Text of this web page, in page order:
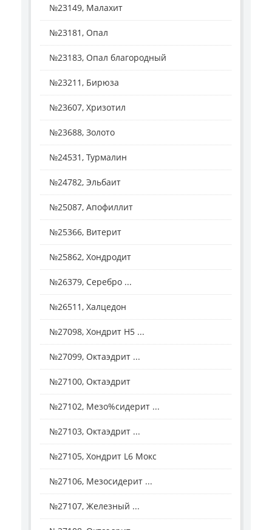
№23149, Малахит
№23181, Опал
№23183, Опал благородный
№23211, Бирюза
№23607, Хризотил
№23688, Золото
№24531, Турмалин
№24782, Эльбаит
№25087, Апофиллит
№25366, Витерит
№25862, Хондродит
№26379, Серебро ...
№26511, Халцедон
№27098, Хондрит H5 ...
№27099, Октаэдрит ...
№27100, Октаэдрит
№27102, Мезо%сидерит ...
№27103, Октаэдрит ...
№27105, Хондрит L6 Мокс
№27106, Мезосидерит ...
№27107, Железный ...